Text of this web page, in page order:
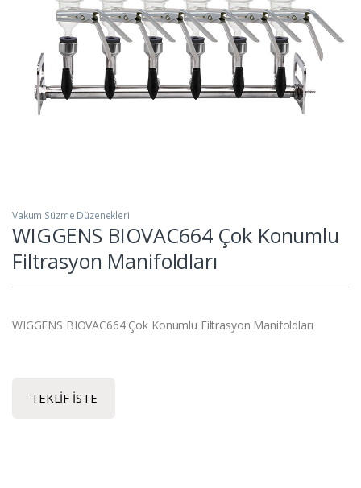
Vakum Süzme Düzenekleri
WIGGENS BIOVAC664 Çok Konumlu
Filtrasyon Manifoldları
WIGGENS BIOVAC664 Çok Konumlu Filtrasyon Manifoldları
TEKLIF İSTE